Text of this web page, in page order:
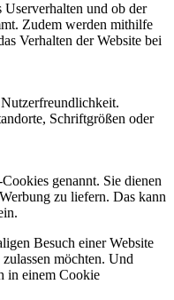
Userverhalten und ob der
Zudem werden mithilfe
Verhalten der Website bei
Schriftgrößen oder
genannt. Sie dienen
zu liefern. Das kann
Besuch einer Website
möchten. Und
in einem Cookie